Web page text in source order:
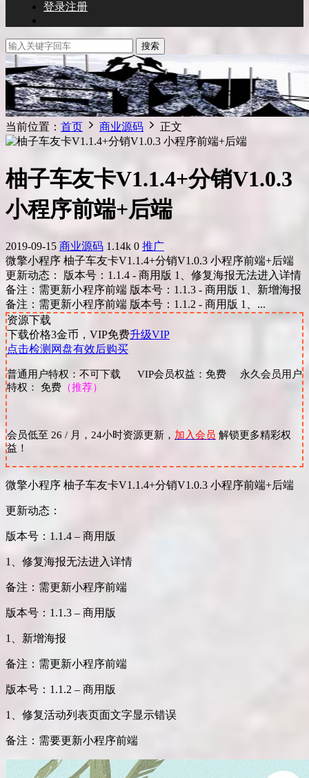
登录注册
搜索
当前位置： 首页 商业源码 正文
柚子车友卡V1.1.4+分销V1.0.3
小程序前端+后端
2019-09-15 商业源码 1.14k 0 推广
微擎小程序 柚子车友卡V1.1.4+分销V1.0.3 小程序前端+后端
更新动态： 版本号：1.1.4 - 商用版 1、修复海报无法进入详情
备注：需更新小程序前端 版本号：1.1.3 - 商用版 1、新增海报
备注：需更新小程序前端 版本号：1.1.2 - 商用版 1、...
资源下载
下载价格3金币，VIP免费升级VIP
点击检测网盘有效后购买
普通用户特权：不可下载 VIP会员权益：免费 永久会员用户
特权： 免费 （推荐）
会员低至 26 / 月，24小时资源更新， 加入会员 解锁更多精彩权
益！
微擎小程序 柚子车友卡V1.1.4+分销V1.0.3 小程序前端+后端
更新动态：
版本号：1.1.4 – 商用版
1、修复海报无法进入详情
备注：需更新小程序前端
版本号：1.1.3 – 商用版
1、新增海报
备注：需更新小程序前端
版本号：1.1.2 – 商用版
1、修复活动列表页面文字显示错误
备注：需要更新小程序前端